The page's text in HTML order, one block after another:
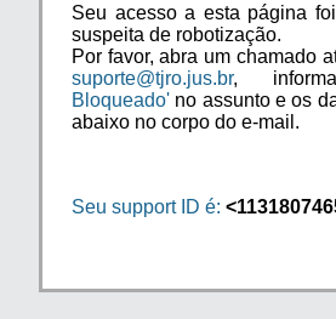
Seu acesso a esta página
suspeita de robotização.
Por favor, abra um chamado
suporte@tjro.jus.br,
Bloqueado' no assunto e os
abaixo no corpo do e-mail.
Seu support ID é: